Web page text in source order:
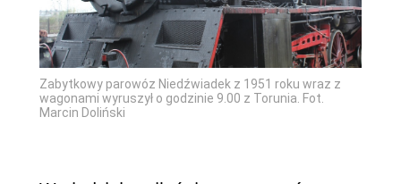
Zabytkowy parowóz Niedźwiadek z 1951 roku wraz z
wagonami wyruszył o godzinie 9.00 z Torunia. Fot.
Marcin Doliński